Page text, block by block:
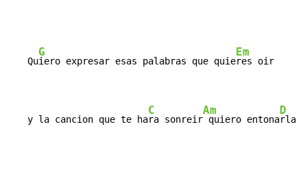
   Qu
G
iero expresar esas palabras que quie
Em
res oir
   y la cancion que te ha
C
ra sonreir
Am
quiero entona
D
rla